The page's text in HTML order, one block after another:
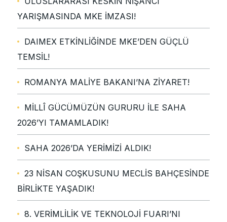
YARIŞMASINDA MKE İMZASI!
DAIMEX ETKİNLİĞİNDE MKE’DEN GÜÇLÜ
TEMSİL!
ROMANYA MALİYE BAKANI’NA ZİYARET!
MİLLÎ GÜCÜMÜZÜN GURURU İLE SAHA
2026’YI TAMAMLADIK!
SAHA 2026’DA YERİMİZİ ALDIK!
23 NİSAN COŞKUSUNU MECLİS BAHÇESİNDE
BİRLİKTE YAŞADIK!
8. VERİMLİLİK VE TEKNOLOJİ FUARI’NI